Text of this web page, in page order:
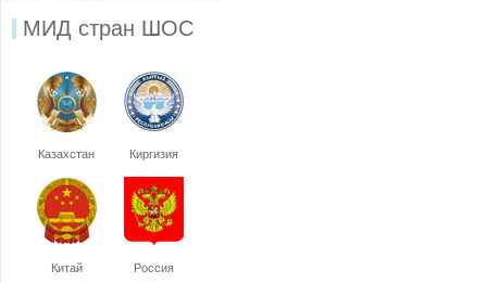
МИД стран ШОС
Казахстан Киргизия
Китай Россия